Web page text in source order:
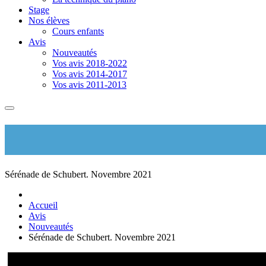
Stage
Nos élèves
Cours enfants
Avis
Nouveautés
Vos avis 2018-2022
Vos avis 2014-2017
Vos avis 2011-2013
Sérénade de Schubert. Novembre 2021
Accueil
Avis
Nouveautés
Sérénade de Schubert. Novembre 2021